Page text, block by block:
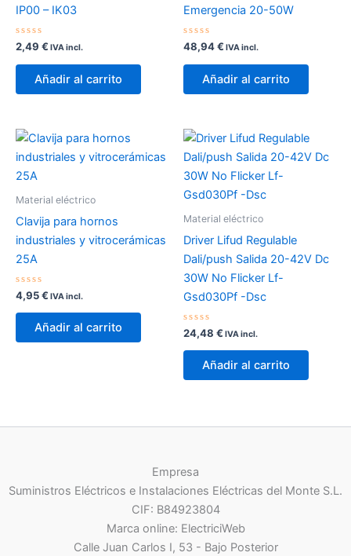
IP00 – IK03
Valorado
con
0
2,49 € IVA incl.
Añadir al carrito
Emergencia 20-50W
Valorado
con
0
48,94€ IVA incl.
Añadir al carrito
Material eléctrico
Clavija para hornos
industriales y vitrocerámicas
25A
Valorado
con
0
4,95€ IVA incl.
Añadir al carrito
Material eléctrico
Driver Lifud Regulable
Dali/push Salida 20-42V Dc
30W No Flicker Lf-
Gsd030Pf -Dsc
Valorado
con
0
24,48 € IVA incl.
Añadir al carrito
Empresa
Suministros Eléctricos e Instalaciones Eléctricas del Monte S.L.
CIF: B84923804
Marca online: ElectriciWeb
Calle Juan Carlos I, 53 - Bajo Posterior